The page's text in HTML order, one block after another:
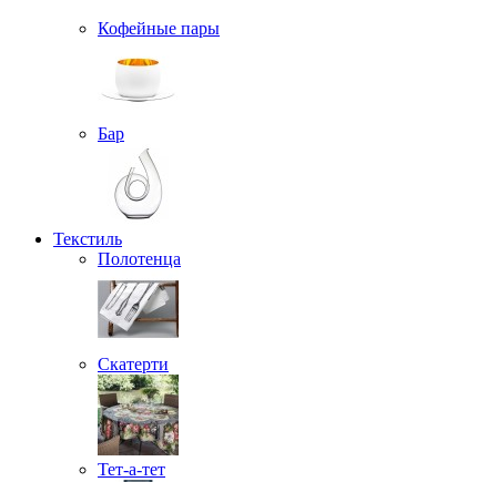
Кофейные пары
Бар
Текстиль
Полотенца
Скатерти
Тет-а-тет